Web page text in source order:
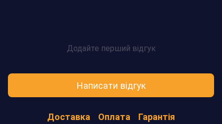
Додайте перший відгук
Написати відгук
Доставка Оплата Гарантія